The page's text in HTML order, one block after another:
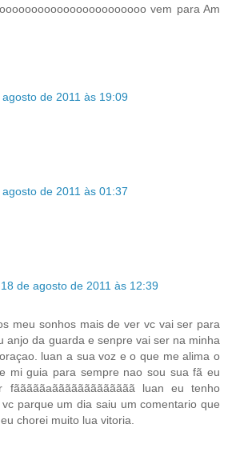
vem para Am
agosto de 2011 às 19:09
agosto de 2011 às 01:37
18 de agosto de 2011 às 12:39
meu sonhos mais de ver vc vai ser para
anjo da guarda e senpre vai ser na minha
luan a sua voz e o que me alima o
mi guia para sempre nao sou sua fã eu
fãããããaããããããããããããã luan eu tenho
parque um dia saiu um comentario que
chorei muito lua vitoria.